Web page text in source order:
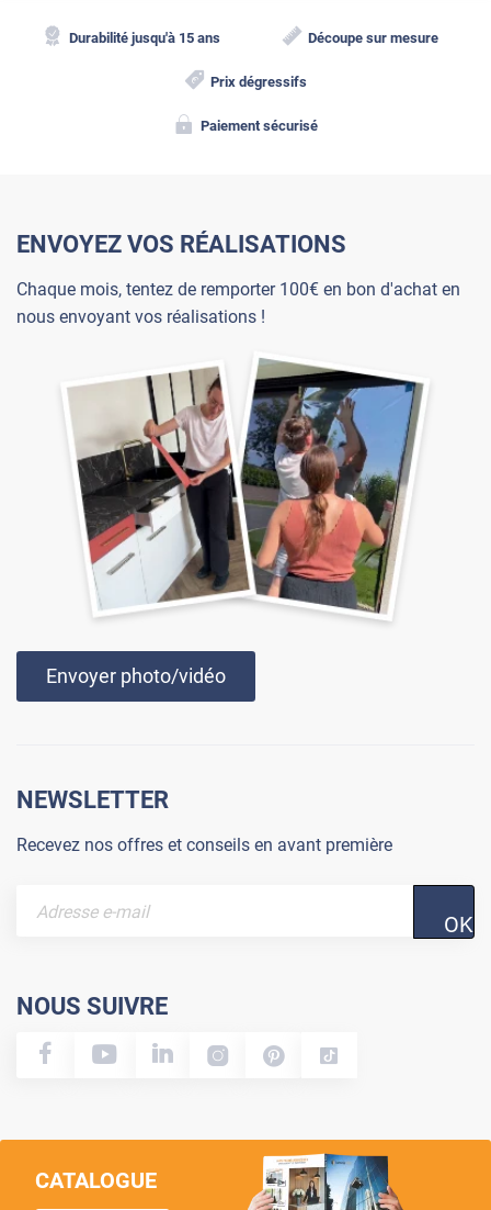
Durabilité jusqu'à 15 ans Découpe sur mesure
Prix dégressifs
Paiement sécurisé
ENVOYEZ VOS RÉALISATIONS
Chaque mois, tentez de remporter 100€ en bon d'achat en
nous envoyant vos réalisations !
Envoyer photo/vidéo
NEWSLETTER
Recevez nos offres et conseils en avant première
OK
NOUS SUIVRE
CATALOGUE